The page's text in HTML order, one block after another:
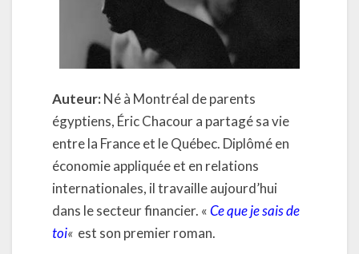
Auteur:Né à Montréal de parents
égyptiens, Éric Chacour a partagé sa vie
entre la France et le Québec. Diplômé en
économie appliquée et en relations
internationales, il travaille aujourd’hui
dans le secteur financier. «Ce que je sais de
toi« est son premier roman.